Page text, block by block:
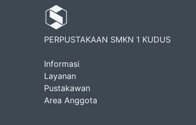
PERPUSTAKAAN SMKN 1 KUDUS
Informasi
Layanan
Pustakawan
Area Anggota